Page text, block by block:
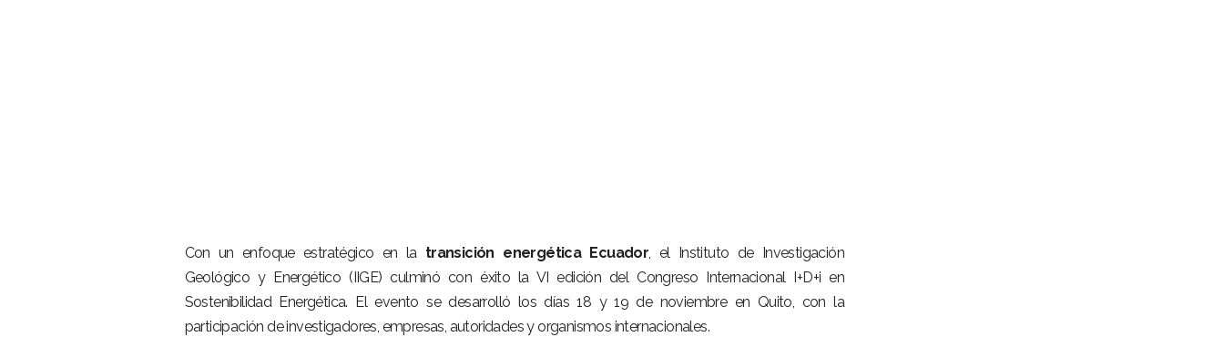
Con un enfoque estratégico en la transición energética Ecuador, el Instituto de Investigación
Geológico y Energético (IIGE) culminó con éxito la VI edición del Congreso Internacional I+D+i en
Sostenibilidad Energética. El evento se desarrolló los días 18 y 19 de noviembre en Quito, con la
participación de investigadores, empresas, autoridades y organismos internacionales.